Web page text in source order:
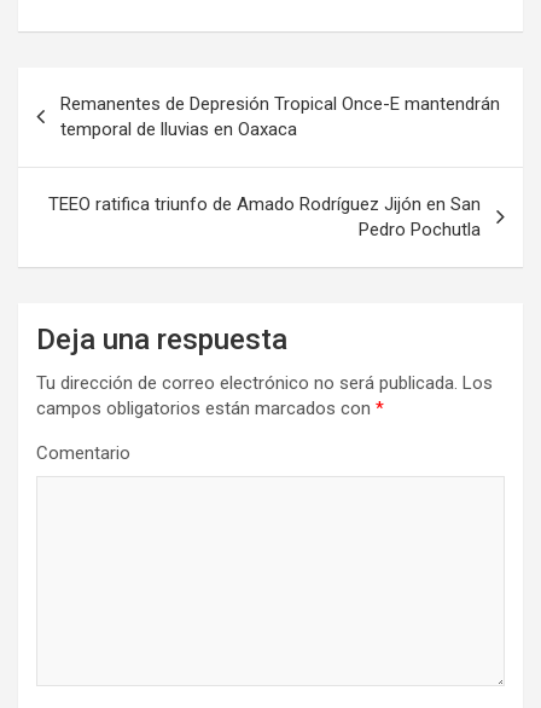
de
entradas
Remanentes de Depresión Tropical Once-E mantendrán
temporal de lluvias en Oaxaca
TEEO ratifica triunfo de Amado Rodríguez Jijón en San
Pedro Pochutla
Deja una respuesta
Tu dirección de correo electrónico no será publicada. Los
campos obligatorios están marcados con *
Comentario